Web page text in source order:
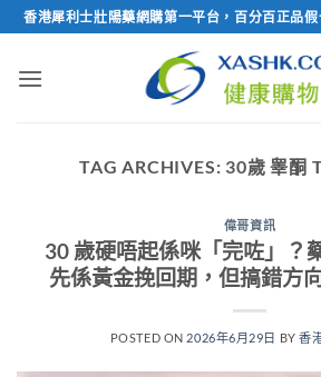
Skip
to
content
香港犀利士壯陽藥網購第一平台，百分百正品
TAG ARCHIVES: 30歲 睾酮
偉哥資訊
30 歲硬唔起係咪「完咗」？
先係黃金挽回期，但搞錯方
POSTED ON 2026年6月29日 BY香